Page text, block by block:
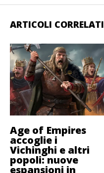
ARTICOLI CORRELATI
Age of Empires
accoglie i
Vichinghi e altri
popoli: nuove
espansioni in